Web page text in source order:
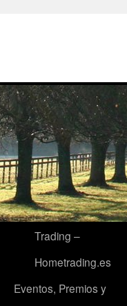
Trading –
Hometrading.es
Eventos, Premios y